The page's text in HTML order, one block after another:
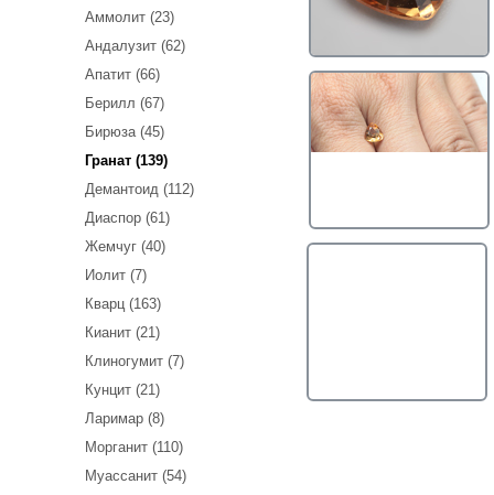
Аммолит (23)
Андалузит (62)
Апатит (66)
Берилл (67)
Бирюза (45)
Гранат (139)
Демантоид (112)
Диаспор (61)
Жемчуг (40)
Иолит (7)
Кварц (163)
Кианит (21)
Клиногумит (7)
Кунцит (21)
Ларимар (8)
Морганит (110)
Муассанит (54)